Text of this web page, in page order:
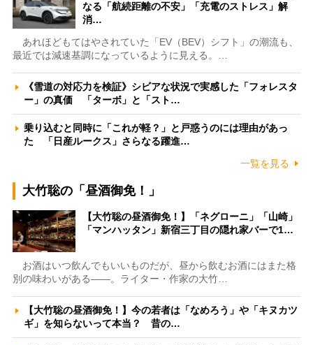
なる「航続距離の不安」「充電のストレス」解
消…
あれほどもてはやされていた「EV（BEV）シフト」の潮流も、
最近では減速基調になっているように見える。…
《雪道の対応力を検証》シビアな状況で実感した「フォレスタ
ー」の真価 「ターボ」と「スト…
乗り込むと同時に「これが軽？」と戸惑うのには理由があっ
た 「日産ルークス」さらなる躍進…
一覧を見る
大竹聡の「昼酒御免！」
【大竹聡の昼酒御免！】「ネグローニ」「山崎」
「マンハッタン」新宿三丁目の隠れ家バーで1…
お酒はいつ飲んでもいいものだが、昼から飲むお酒にはまた格
別の味わいがある――。ライター・作家の大竹…
【大竹聡の昼酒御免！】今の若者は「なめろう」や「キヌカツ
ギ」を知らないって本当？ 昔の…